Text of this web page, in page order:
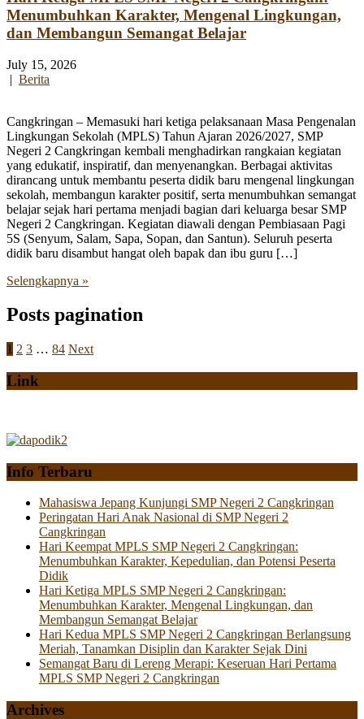
Menumbuhkan Karakter, Mengenal Lingkungan,
dan Membangun Semangat Belajar
July 15, 2026
| Berita
Cangkringan – Memasuki hari ketiga pelaksanaan Masa Pengenalan
Lingkungan Sekolah (MPLS) Tahun Ajaran 2026/2027, SMP
Negeri 2 Cangkringan kembali menghadirkan rangkaian kegiatan
yang edukatif, inspiratif, dan menyenangkan. Berbagai aktivitas
dirancang untuk membantu peserta didik baru mengenal lingkungan
sekolah, membangun karakter positif, serta menumbuhkan semangat
belajar sejak hari pertama menjadi bagian dari keluarga besar SMP
Negeri 2 Cangkringan. Kegiatan diawali dengan Pembiasaan Pagi
5S (Senyum, Salam, Sapa, Sopan, dan Santun). Seluruh peserta
didik baru disambut hangat oleh bapak dan ibu guru […]
Selengkapnya »
Posts pagination
1 2 3 … 84 Next
Link
Info Terbaru
Mahasiswa Jepang Kunjungi SMP Negeri 2 Cangkringan
Peringatan Hari Anak Nasional di SMP Negeri 2
Cangkringan
Hari Keempat MPLS SMP Negeri 2 Cangkringan:
Menumbuhkan Karakter, Kepedulian, dan Potensi Peserta
Didik
Hari Ketiga MPLS SMP Negeri 2 Cangkringan:
Menumbuhkan Karakter, Mengenal Lingkungan, dan
Membangun Semangat Belajar
Hari Kedua MPLS SMP Negeri 2 Cangkringan Berlangsung
Meriah, Tanamkan Disiplin dan Karakter Sejak Dini
Semangat Baru di Lereng Merapi: Keseruan Hari Pertama
MPLS SMP Negeri 2 Cangkringan
Archives